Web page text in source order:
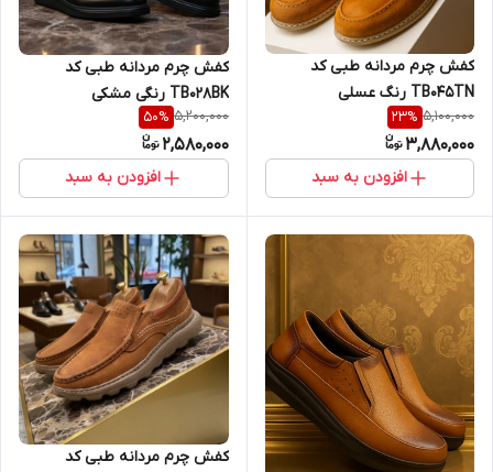
کفش چرم مردانه طبی کد
TB045TN رنگ عسلی
5,100,000
23%
3,880,000
افزودن به سبد
کفش چرم مردانه طبی کد
TB028BK رنگی مشکی
5,200,000
50%
2,580,000
افزودن به سبد
کفش چرم مردانه طبی کد